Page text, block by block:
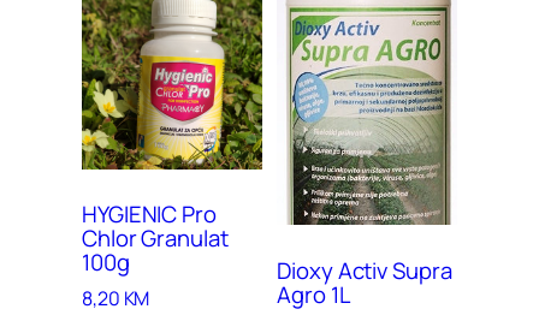
HYGIENIC Pro
Chlor Granulat
100g
8,20 KM
Dioxy Activ Supra
Agro 1L